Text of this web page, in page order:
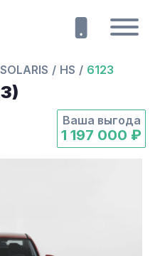
SOLARIS HS 6123
Ваша выгода
1 197 000 ₽